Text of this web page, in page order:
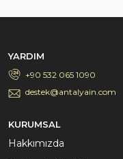
YARDIM
+90 532 065 1090
destek@antalyain.com
KURUMSAL
Hakkımızda